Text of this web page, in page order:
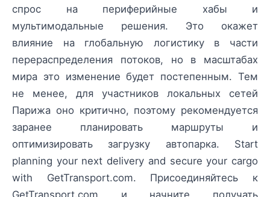
спрос на периферийные хабы и
мультимодальные решения. Это окажет
влияние на глобальную логистику в части
перераспределения потоков, но в масштабах
мира это изменение будет постепенным. Тем
не менее, для участников локальных сетей
Парижа оно критично, поэтому рекомендуется
заранее планировать маршруты и
оптимизировать загрузку автопарка. Start
planning your next delivery and secure your cargo
with GetTransport.com. Присоединяйтесь к
GetTransport.com и начните получать